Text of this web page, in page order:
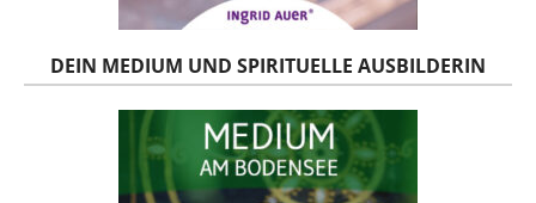
DEIN MEDIUM UND SPIRITUELLE AUSBILDERIN